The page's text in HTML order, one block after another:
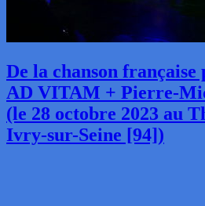
De la chanson française
AD VITAM + Pierre-
(le 28 octobre 2023 au
Ivry-sur-Seine [94])